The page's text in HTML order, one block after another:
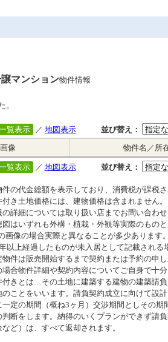
マンション物件情報
。
覧表示 ／ 地図表示
並び替え：
画像
物件名／所
覧表示 ／ 地図表示 並び替え：
の代金総額を表示しており、消費税が課税さ
き土地価格には、建物価格は含まれません。
詳細については取り扱い店までお問い合わせ
はいずれも外構・植栽・外観等実際のものと
画像の場合実際と異なることが多少あります。
以上経過したものが未入居として記載される
件は販売開始するまで契約または予約の申し
場合物件詳細や契約内容についてご自身で十
付きとは…その土地に建築する建物の建築請
のことをいいます。請負契約成立に向けて設
一定の期間（概ね3ヶ月）交渉期間としその
判断をします。納得のいくプランができず請
など）は、すべて返却されます。